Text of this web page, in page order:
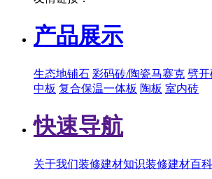
产品展示
生态地铺石 彩码砖/陶瓷马赛克 劈开
中板 复合保温一体板 陶板 室内砖
快速导航
关于我们装修建材知识装修建材百科